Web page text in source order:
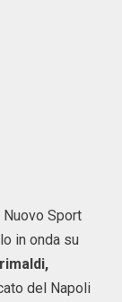
Nuovo Sport
in onda su
del Napoli